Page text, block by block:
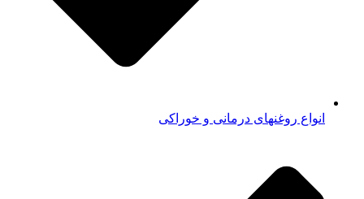
انواع روغنهای درمانی و خوراکی